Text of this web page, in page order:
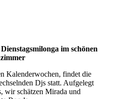
im schönen
Kalenderwochen, findet die
Djs statt. Aufgelegt
wir schätzen Mirada und